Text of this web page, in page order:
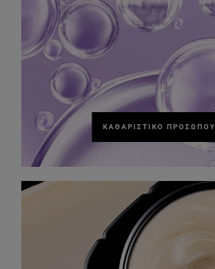
ΚΑΘΑΡΙΣΤΙΚΌ ΠΡΟΣΏΠΟΥ